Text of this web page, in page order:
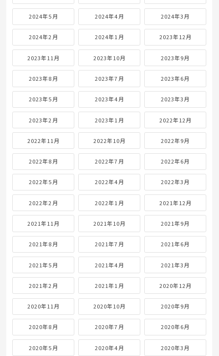
2024年5月 2024年4月 2024年3月
2024年2月 2024年1月 2023年12月
2023年11月 2023年10月 2023年9月
2023年8月 2023年7月 2023年6月
2023年5月 2023年4月 2023年3月
2023年2月 2023年1月 2022年12月
2022年11月 2022年10月 2022年9月
2022年8月 2022年7月 2022年6月
2022年5月 2022年4月 2022年3月
2022年2月 2022年1月 2021年12月
2021年11月 2021年10月 2021年9月
2021年8月 2021年7月 2021年6月
2021年5月 2021年4月 2021年3月
2021年2月 2021年1月 2020年12月
2020年11月 2020年10月 2020年9月
2020年8月 2020年7月 2020年6月
2020年5月 2020年4月 2020年3月